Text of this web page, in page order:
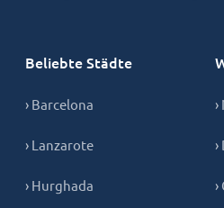
Beliebte Städte
› Barcelona
› Lanzarote
› Hurghada